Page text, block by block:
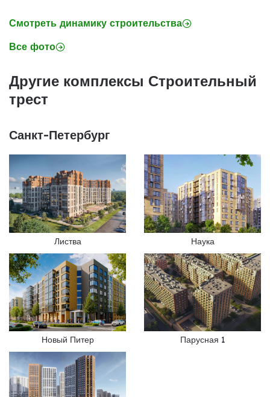
Смотреть динамику строительства
Все фото
Другие комплексы Строительный
трест
Санкт-Петербург
Листва Наука
Новый Питер Парусная 1